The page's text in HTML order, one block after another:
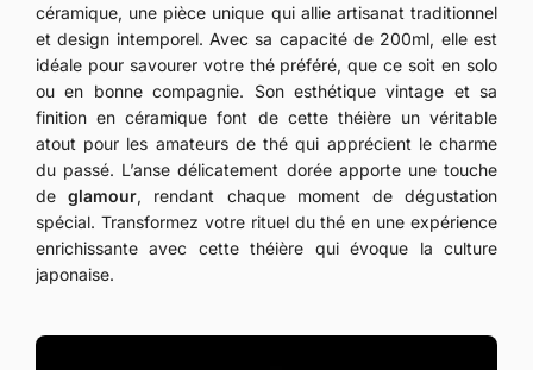
céramique, une pièce unique qui allie artisanat traditionnel
et design intemporel. Avec sa capacité de 200ml, elle est
idéale pour savourer votre thé préféré, que ce soit en solo
ou en bonne compagnie. Son esthétique vintage et sa
finition en céramique font de cette théière un véritable
atout pour les amateurs de thé qui apprécient le charme
du passé. L’anse délicatement dorée apporte une touche
deglamour, rendant chaque moment de dégustation
spécial. Transformez votre rituel du thé en une expérience
enrichissante avec cette théière qui évoque la culture
japonaise.